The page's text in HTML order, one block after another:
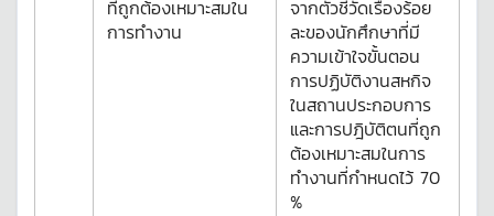
ที่ถูกต้องเหมาะสมใน
การทำงาน
จากตัวชี้วัดเรื่องร้อย
ละของนักศึกษาที่มี
ความเข้าใจขั้นตอน
การปฏิบัติงานสหกิจ
ในสถานประกอบการ
และการปฎิบัติตนที่ถูก
ต้องเหมาะสมในการ
ทำงานที่กำหนดไว้ 70
%